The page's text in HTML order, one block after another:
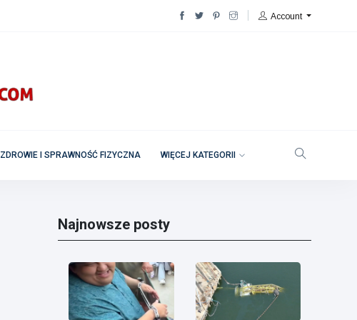
Account
ZDROWIE I SPRAWNOŚĆ FIZYCZNA WIĘCEJ KATEGORII
Najnowsze posty